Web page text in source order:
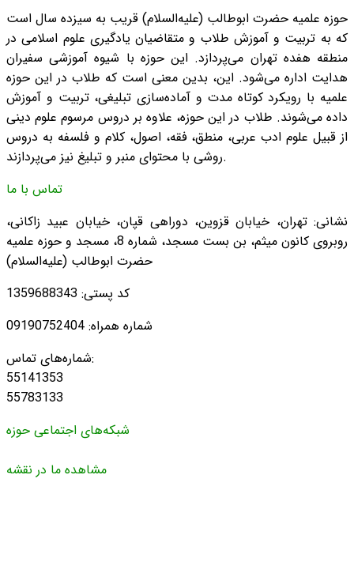
حوزه علمیه حضرت ابوطالب (علیه‌السلام) قریب به سیزده سال است
که به تربیت و آموزش طلاب و متقاضیان یادگیری علوم اسلامی در
منطقه هفده تهران می‌پردازد. این حوزه با شیوه آموزشی سفیران
هدایت اداره می‌شود. این، بدین معنی است که طلاب در این حوزه
علمیه با رویکرد کوتاه مدت و آماده‌سازی تبلیغی، تربیت و آموزش
داده می‌شوند. طلاب در این حوزه، علاوه بر دروس مرسوم علوم دینی
از قبیل علوم ادب عربی، منطق، فقه، اصول، کلام و فلسفه به دروس
روشی با محتوای منبر و تبلیغ نیز می‌پردازند.
تماس با ما
نشانی: تهران، خیابان قزوین، دوراهی قپان، خیابان عبید زاکانی،
روبروی کانون میثم، بن بست مسجد، شماره 8، مسجد و حوزه علمیه
حضرت ابوطالب (علیه‌السلام)
کد پستی: 1359688343
شماره همراه: 09190752404
شماره‌های تماس:
55141353
55783133
شبکه‌های اجتماعی حوزه
مشاهده ما در نقشه